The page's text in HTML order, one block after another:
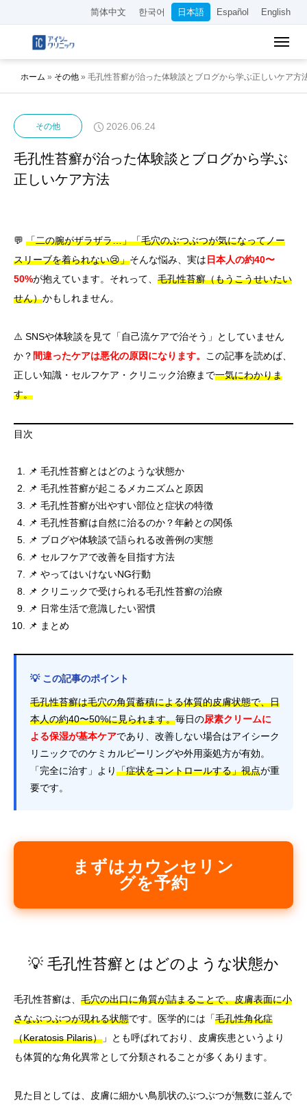
简体中文 한국어 日本語 Español English
ホーム » その他 » 毛孔性苔癬が治った体験談とブログから学ぶ正しいケア方
その他 2026.06.24
毛孔性苔癬が治った体験談とブログから学ぶ
正しいケア方法
💬 「二の腕がザラザラ…」「毛穴のぶつぶつが気になってノー
スリーブを着られない😢」そんな悩み、実は 日本人の約40〜
50%が抱えています。それって、 毛孔性苔癬（もうこうせいたい
せん）かもしれません。
⚠️ SNSや体験談を見て「自己流ケアで治そう」としていません
か？ 間違ったケアは悪化の原因になります。
この記事を読めば、
正しい知識・セルフケア・クリニック治療まで一気にわかりま
す。
目次
📌 毛孔性苔癬とはどのような状態か
📌 毛孔性苔癬が起こるメカニズムと原因
📌 毛孔性苔癬が出やすい部位と症状の特徴
📌 毛孔性苔癬は自然に治るのか？年齢との関係
📌 ブログや体験談で語られる改善例の実態
📌 セルフケアで改善を目指す方法
📌 やってはいけないNG行動
📌 クリニックで受けられる毛孔性苔癬の治療
📌 日常生活で意識したい習慣
📌 まとめ
💡 この記事のポイント
毛孔性苔癬は毛穴の角質蓄積による体質的皮膚状態で、日
本人の約40〜50%に見られます。毎日の尿素クリームに
よる保湿が基本ケアであり、改善しない場合はアイシーク
リニックでのケミカルピーリングや外用薬処方が有効。
「完全に治す」より「症状をコントロールする」視点が重
要です。
まずはカウンセリン
グを予約
💡 毛孔性苔癬とはどのような状態か
毛孔性苔癬は、 毛穴の出口に角質が詰まることで、皮膚表面に小
さなぶつぶつが現れる状態です。医学的には「毛孔性角化症
（Keratosis Pilaris） 」とも呼ばれており、皮膚疾患というより
も体質的な角化異常として分類されることが多くあります。
見た目としては、皮膚に細かい鳥肌状のぶつぶつが無数に並んで